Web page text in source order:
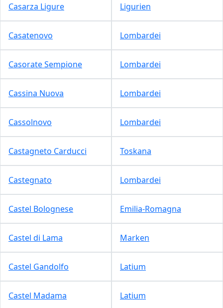
Casarza Ligure Ligurien
Casatenovo Lombardei
Casorate Sempione Lombardei
Cassina Nuova Lombardei
Cassolnovo Lombardei
Castagneto Carducci Toskana
Castegnato Lombardei
Castel Bolognese Emilia-Romagna
Castel di Lama Marken
Castel Gandolfo Latium
Castel Madama Latium